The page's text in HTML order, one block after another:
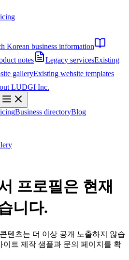
Korean business information
notes Legacy servicesExisting
galleryExisting website templates
LUDGI Inc.
Business directoryBlog
프로필은 현재
니다.
텐츠는 더 이상 공개 노출하지 않습
이트 제작 샘플과 문의 페이지를 확